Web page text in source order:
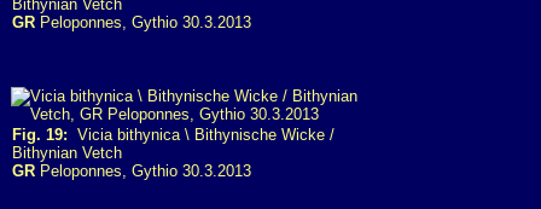
Bithynian Vetch
GR Peloponnes, Gythio 30.3.2013
Fig. 19: Vicia bithynica \ Bithynische Wicke /
Bithynian Vetch
GR Peloponnes, Gythio 30.3.2013